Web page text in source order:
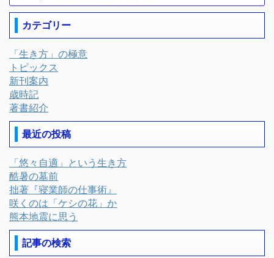
カテゴリー
「生き方」の極意
トピックス
新刊案内
歳時記
著書紹介
最近の投稿
「悠々自適」という生き方
酷暑の墓前
拙著『寝業師の仕事術』
咲くのは「ケシの花」か
熊本地震に思う
記事の検索